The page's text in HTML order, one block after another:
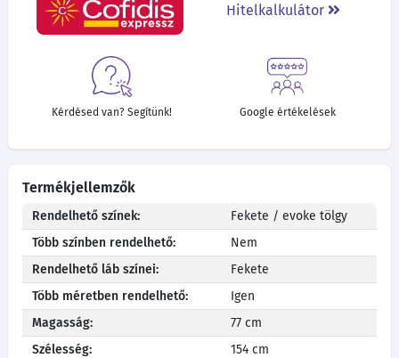
Hitelkalkulátor
Kérdésed van? Segítünk! Google értékelések
Termékjellemzők
Rendelhető színek:
Fekete / evoke tölgy
Több színben rendelhető:
Nem
Rendelhető láb színei:
Fekete
Több méretben rendelhető:
Igen
Magasság:
77 cm
Szélesség:
154 cm